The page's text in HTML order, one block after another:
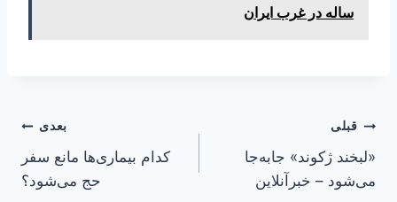
ساله در غرب ایران
راهبری
نوشته
قبلی
«لبخند ژکوند» جابه‌جا
می‌شود – خبرآنلاین
بعدی
کدام بیماری‌ها مانع سفر
حج می‌شود؟